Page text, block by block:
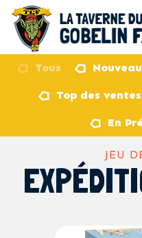
Tous
Top des ventes
En
JEU